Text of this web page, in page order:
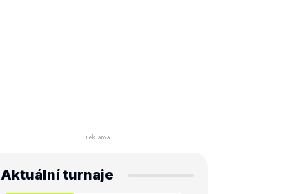
Aktuální turnaje